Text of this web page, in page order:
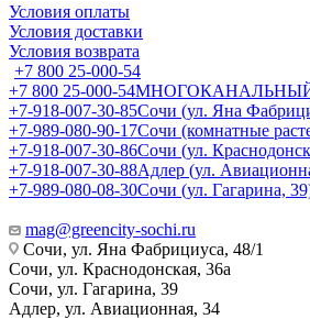
Условия оплаты
Условия доставки
Условия возврата
+7 800 25-000-54
+7 800 25-000-54
+7-918-007-30-85Сочи (ул. Яна
+7-989-080-90-17Сочи (комнатные
+7-918-007-30-86Сочи (ул.
+7-918-007-30-88Адлер (ул.
+7-989-080-08-30Сочи (ул. Гагарина,
mag@greencity-sochi.ru
Сочи, ул. Яна Фабрициуса, 48/1
Сочи, ул. Краснодонская, 36а
Сочи, ул. Гагарина, 39
Адлер, ул. Авиационная, 34